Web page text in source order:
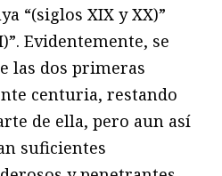
“(siglos XIX y XX)”
Evidentemente, se
las dos primeras
centuria, restando
de ella, pero aun así
suficientes